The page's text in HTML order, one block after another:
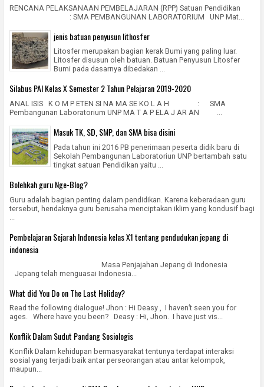
RENCANA PELAKSANAAN PEMBELAJARAN (RPP) Satuan Pendidikan
: SMA PEMBANGUNAN LABORATORIUM UNP Mat...
jenis batuan penyusun lithosfer
Litosfer merupakan bagian kerak Bumi yang paling luar.
Litosfer disusun oleh batuan. Batuan Penyusun Litosfer
Bumi pada dasarnya dibedakan ...
Silabus PAI Kelas X Semester 2 Tahun Pelajaran 2019-2020
ANAL ISIS K O M P ETEN SI NA MA SE KO L A H : SMA
Pembangunan Laboratorium UNP MA T A P ELA J AR AN ...
Masuk TK, SD, SMP, dan SMA bisa disini
Pada tahun ini 2016 PB penerimaan peserta didik baru di
Sekolah Pembangunan Laboratoriun UNP bertambah satu
tingkat satuan Pendidikan yaitu ...
Bolehkah guru Nge-Blog?
Guru adalah bagian penting dalam pendidikan. Karena keberadaan guru
tersebut, hendaknya guru berusaha menciptakan iklim yang kondusif bagi
Pembelajaran Sejarah Indonesia kelas X1 tentang pendudukan jepang di
indonesia
Masa Penjajahan Jepang di Indonesia
Jepang telah menguasai Indonesia...
What did You Do on The Last Holiday?
Read the following dialogue! Jhon : Hi Deasy , I haven’t seen you for
ages. Where have you been? Deasy : Hi, Jhon. I have just vis...
Konflik Dalam Sudut Pandang Sosiologis
Konflik Dalam kehidupan bermasyarakat tentunya terdapat interaksi
sosial yang terjadi baik antar perseorangan atau antar kelompok,
maupun...